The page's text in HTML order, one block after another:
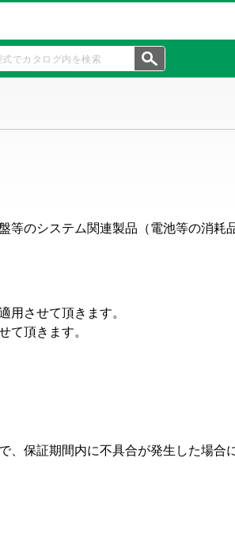
のシステム関連製品（電池等の消耗
用させて頂きます。
て頂きます。
保証期間内に不具合が発生した場合